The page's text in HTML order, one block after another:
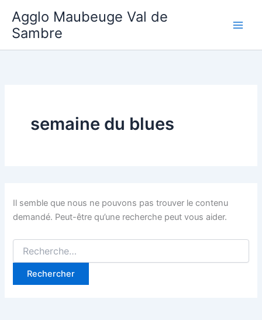
contenu
Agglo Maubeuge Val de
Sambre
semaine du blues
Il semble que nous ne pouvons pas trouver le contenu
demandé. Peut-être qu’une recherche peut vous aider.
Rechercher :